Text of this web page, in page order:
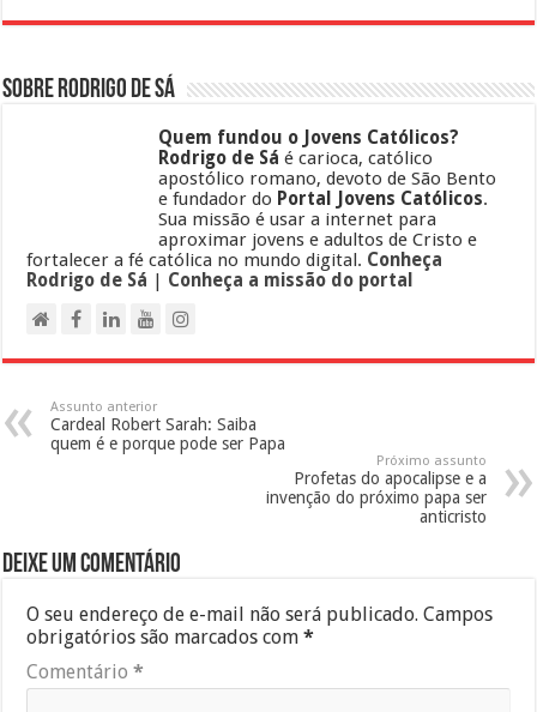
Sobre Rodrigo de Sá
Quem fundou o Jovens Católicos?
Rodrigo de Sá é carioca, católico
apostólico romano, devoto de São Bento
e fundador do Portal Jovens Católicos.
Sua missão é usar a internet para
aproximar jovens e adultos de Cristo e
fortalecer a fé católica no mundo digital. Conheça
Rodrigo de Sá
Conheça a missão do portal
Assunto anterior
Cardeal Robert Sarah: Saiba
quem é e porque pode ser Papa
Próximo assunto
Profetas do apocalipse e a
invenção do próximo papa ser
anticristo
Deixe um comentário
O seu endereço de e-mail não será publicado. Campos
obrigatórios são marcados com*
Comentário*